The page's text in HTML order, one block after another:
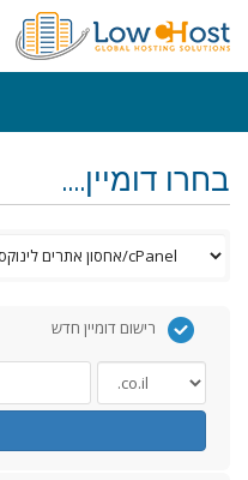
בחרו דומיין....
רישום דומיין חדש